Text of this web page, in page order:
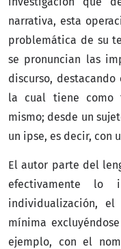
narrativa, esta
problemática de su
se pronuncian las
discurso,
la cual tiene como
mismo; desde un
un ipse, es decir, con
El autor parte del
efectivamente lo
individualización,
mínima
ejemplo, con el